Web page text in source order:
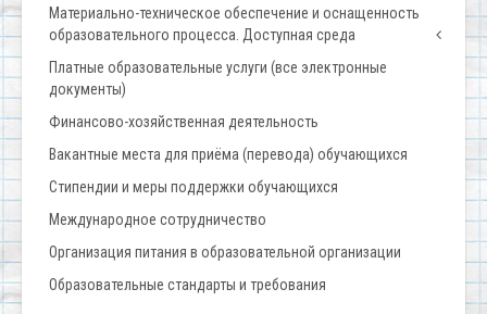
Материально-техническое обеспечение и оснащенность
образовательного процесса. Доступная среда
Платные образовательные услуги (все электронные
документы)
Финансово-хозяйственная деятельность
Вакантные места для приёма (перевода) обучающихся
Стипендии и меры поддержки обучающихся
Международное сотрудничество
Организация питания в образовательной организации
Образовательные стандарты и требования